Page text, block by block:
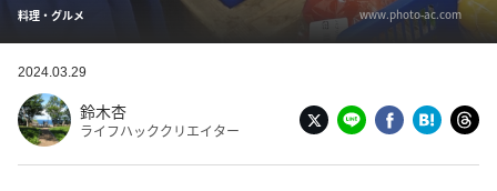
料理・グルメ www.photo-ac.com
2024.03.29
鈴木杏
ライフハッククリエイター